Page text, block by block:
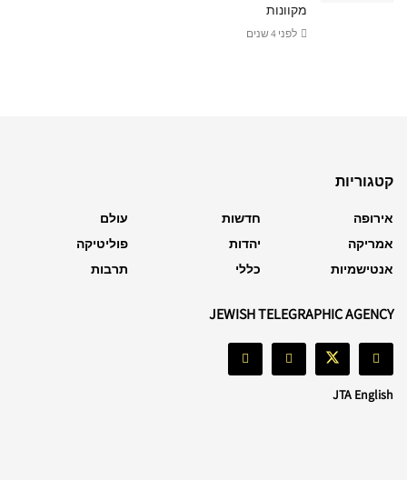
מקוונות
לפני 4 שנים
קטגוריות
אירופה
אמריקה
אנטישמיות
חדשות
יהדות
כללי
עולם
פוליטיקה
תרבות
JEWISH TELEGRAPHIC AGENCY
JTA English